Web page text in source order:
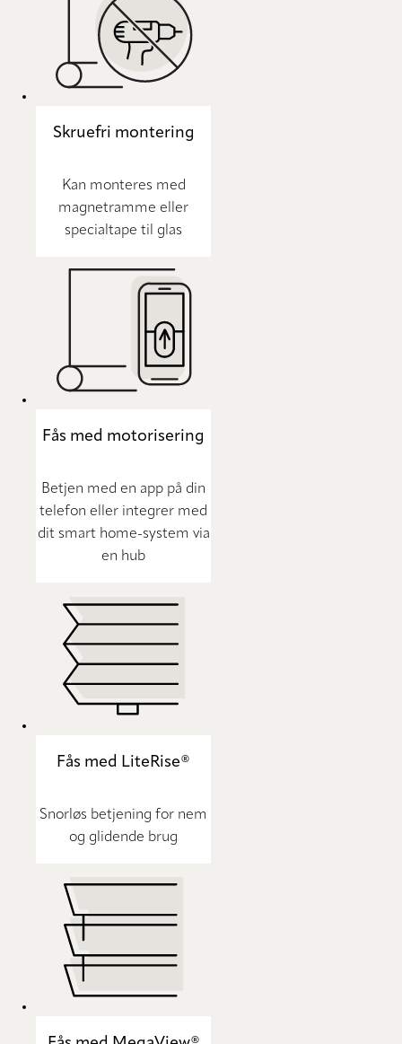
Skruefri montering
Kan monteres med
magnetramme eller
specialtape til glas
Fås med motorisering
Betjen med en app på din
telefon eller integrer med
dit smart home-system via
en hub
Fås med LiteRise®
Snorløs betjening for nem
og glidende brug